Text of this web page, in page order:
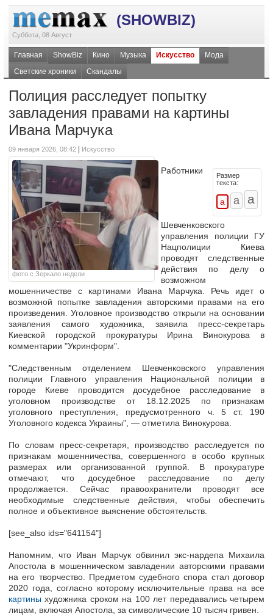
(SHOWBIZ)
Суббота, 08 Август
Главная ShowBiz Кино Музыка Искусство
Мода
Светские хроники
Скандалы
Полиция расследует попытку
завладения правами на картины
Ивана Марчука
09 января 2026, 08:42 Искусство
фото с Зеркало недели
Размер
текста:
Работники
Шевченковского
управления полиции ГУ
Нацполиции Киева
проводят следственные
действия по делу о
возможном
мошенничестве с картинами Ивана Марчука. Речь идет о
возможной попытке завладения авторскими правами на его
произведения. Уголовное производство открыли на основании
заявления самого художника, заявила пресс-секретарь
Киевской городской прокуратуры Ирина Винокурова в
комментарии "Укринформ".
"Следственным отделением Шевченковского управления
полиции Главного управления Национальной полиции в
городе Киеве проводится досудебное расследование в
уголовном производстве от 18.12.2025 по признакам
уголовного преступления, предусмотренного ч. 5 ст. 190
Уголовного кодекса Украины", — отметила Винокурова.
По словам пресс-секретаря, производство расследуется по
признакам мошенничества, совершенного в особо крупных
размерах или организованной группой. В прокуратуре
отмечают, что досудебное расследование по делу
продолжается. Сейчас правоохранители проводят все
необходимые следственные действия, чтобы обеспечить
полное и объективное выяснение обстоятельств.
[see_also ids="641154"]
Напомним, что Иван Марчук обвинил экс-нардепа Михаила
Апостола в мошенническом завладении авторскими правами
на его творчество. Предметом судебного спора стал договор
2020 года, согласно которому исключительные права на все
картины художника сроком на 100 лет передавались четырем
лицам, включая Апостола, за символические 10 тысяч гривен.